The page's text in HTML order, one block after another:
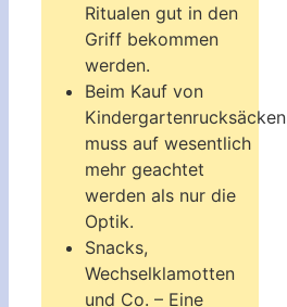
Ritualen gut in den
Griff bekommen
werden.
Beim Kauf von
Kindergartenrucksäcken
muss auf wesentlich
mehr geachtet
werden als nur die
Optik.
Snacks,
Wechselklamotten
und Co. – Eine